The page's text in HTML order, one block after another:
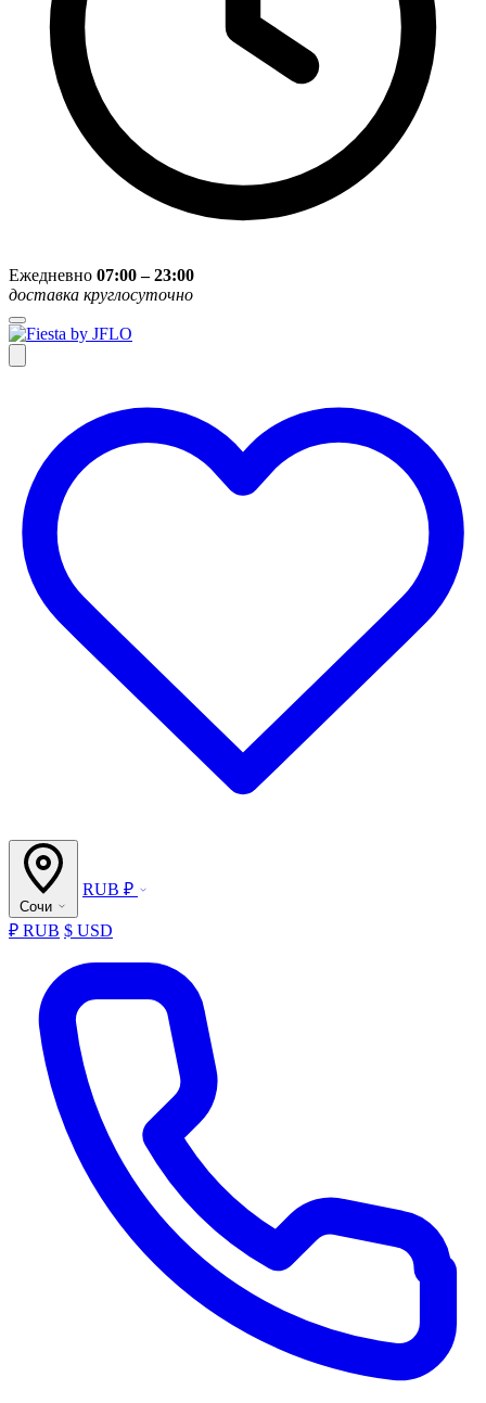
Ежедневно 07:00 – 23:00
доставка круглосуточно
Сочи
RUB ₽
₽ RUB $ USD